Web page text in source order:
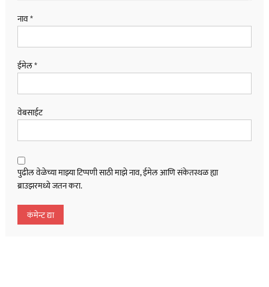
नाव*
ईमेल*
वेबसाईट
पुढील वेळेच्या माझ्या टिप्पणी साठी माझे नाव, ईमेल आणि संकेतस्थळ ह्या
ब्राउझरमध्ये जतन करा.